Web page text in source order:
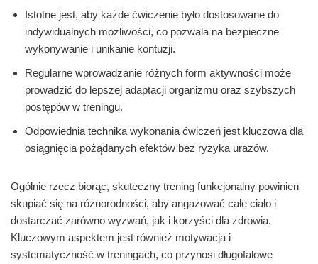
Istotne jest, aby każde ćwiczenie było dostosowane do
indywidualnych możliwości, co pozwala na bezpieczne
wykonywanie i unikanie kontuzji.
Regularne wprowadzanie różnych form aktywności może
prowadzić do lepszej adaptacji organizmu oraz szybszych
postępów w treningu.
Odpowiednia technika wykonania ćwiczeń jest kluczowa dla
osiągnięcia pożądanych efektów bez ryzyka urazów.
Ogólnie rzecz biorąc, skuteczny trening funkcjonalny powinien
skupiać się na różnorodności, aby angażować całe ciało i
dostarczać zarówno wyzwań, jak i korzyści dla zdrowia.
Kluczowym aspektem jest również motywacja i
systematyczność w treningach, co przynosi długofalowe